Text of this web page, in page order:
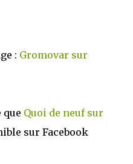
: Gromovar sur
que Quoi de neuf sur
sur Facebook